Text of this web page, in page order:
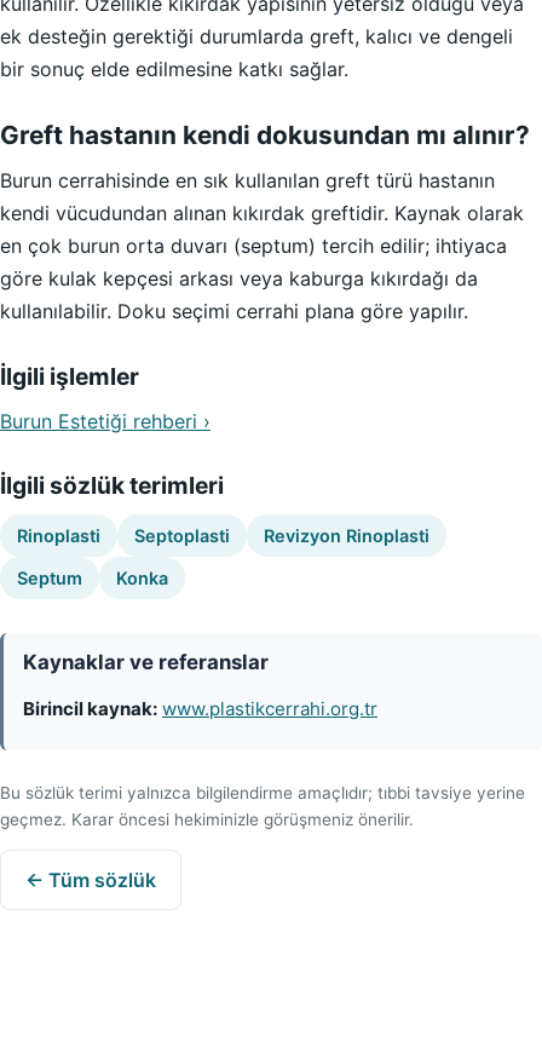
ek desteğin gerektiği durumlarda greft, kalıcı ve dengeli
bir sonuç elde edilmesine katkı sağlar.
Greft hastanın kendi dokusundan mı alınır?
Burun cerrahisinde en sık kullanılan greft türü hastanın
kendi vücudundan alınan kıkırdak greftidir. Kaynak olarak
en çok burun orta duvarı (septum) tercih edilir; ihtiyaca
göre kulak kepçesi arkası veya kaburga kıkırdağı da
kullanılabilir. Doku seçimi cerrahi plana göre yapılır.
İlgili işlemler
Burun Estetiği rehberi ›
İlgili sözlük terimleri
Rinoplasti Septoplasti Revizyon Rinoplasti
Septum Konka
Kaynaklar ve referanslar
Birincil kaynak: www.plastikcerrahi.org.tr
Bu sözlük terimi yalnızca bilgilendirme amaçlıdır; tıbbi tavsiye yerine
geçmez. Karar öncesi hekiminizle görüşmeniz önerilir.
← Tüm sözlük